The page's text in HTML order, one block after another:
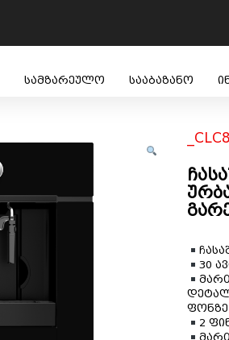
სამზარეულო სააბაზანო
30
2